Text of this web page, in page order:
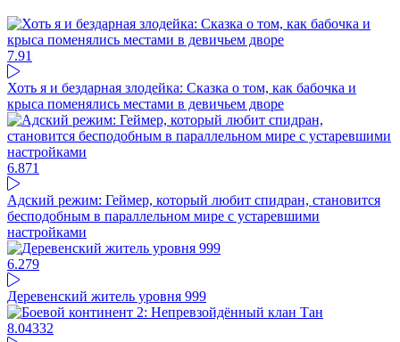
7.91
Хоть я и бездарная злодейка: Сказка о том, как бабочка и
крыса поменялись местами в девичьем дворе
6.871
Адский режим: Геймер, который любит спидран, становится
бесподобным в параллельном мире с устаревшими
настройками
6.279
Деревенский житель уровня 999
8.04332